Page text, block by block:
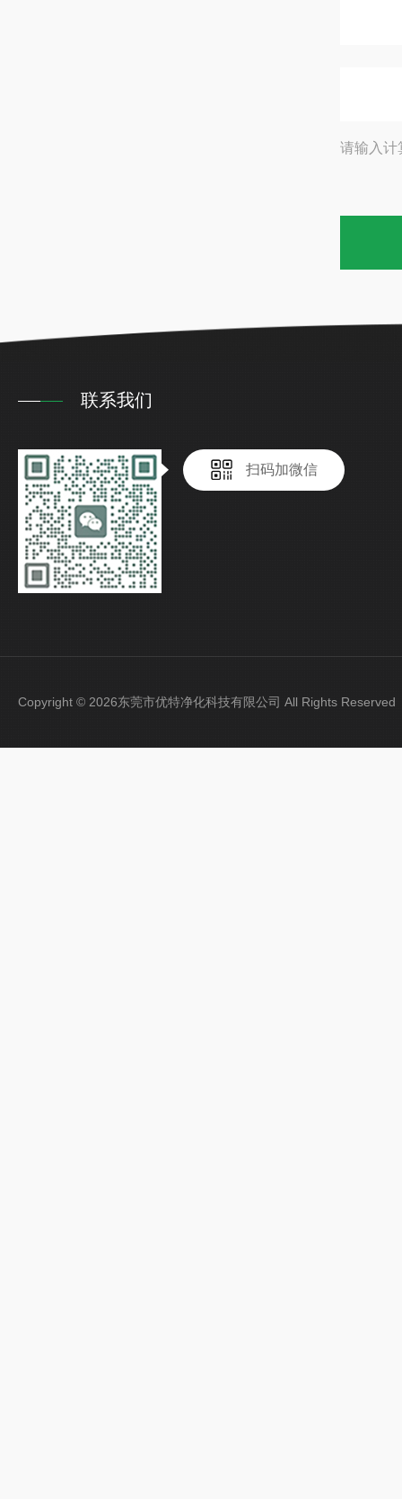
请输入计
联系我们
扫码加微信
Copyright © 2026东莞市优特净化科技有限公司 All Rights